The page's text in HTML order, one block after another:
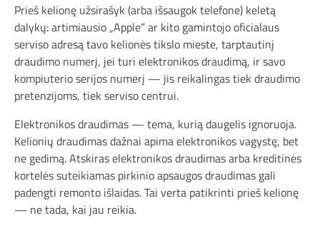
Prieš kelionę užsirašyk (arba išsaugok telefone) keletą
dalykų: artimiausio „Apple” ar kito gamintojo oficialaus
serviso adresą tavo kelionės tikslo mieste, tarptautinį
draudimo numerį, jei turi elektronikos draudimą, ir savo
kompiuterio serijos numerį — jis reikalingas tiek draudimo
pretenzijoms, tiek serviso centrui.
Elektronikos draudimas — tema, kurią daugelis ignoruoja.
Kelionių draudimas dažnai apima elektronikos vagystę, bet
ne gedimą. Atskiras elektronikos draudimas arba kreditinės
kortelės suteikiamas pirkinio apsaugos draudimas gali
padengti remonto išlaidas. Tai verta patikrinti prieš kelionę
— ne tada, kai jau reikia.